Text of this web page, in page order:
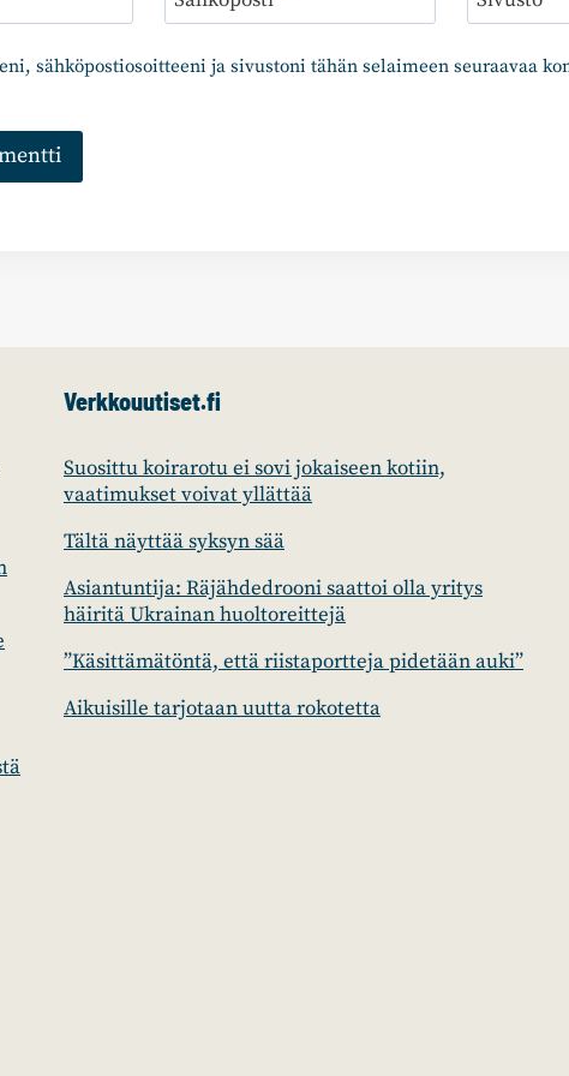
sähköpostiosoitteeni ja sivustoni tähän selaimeen seuraavaa
Verkkouutiset.fi
Suosittu koirarotu ei sovi jokaiseen kotiin,
vaatimukset voivat yllättää
Tältä näyttää syksyn sää
Asiantuntija: Räjähdedrooni saattoi olla yritys
häiritä Ukrainan huoltoreittejä
”Käsittämätöntä, että riistaportteja pidetään auki”
Aikuisille tarjotaan uutta rokotetta